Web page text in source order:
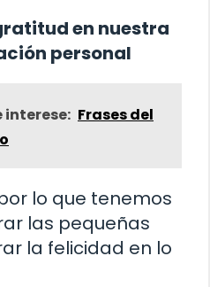
en nuestra
personal
interese: Frases del
lo que tenemos
las pequeñas
la felicidad en lo